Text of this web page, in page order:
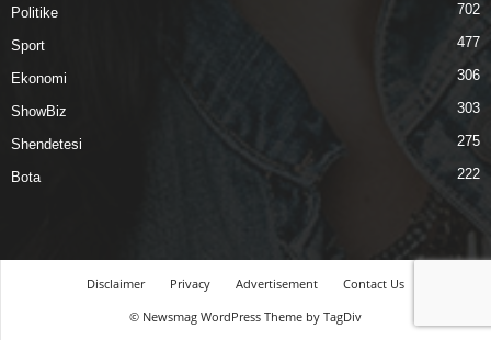
Politike 702
Sport 477
Ekonomi 306
ShowBiz 303
Shendetesi 275
Bota 222
Disclaimer Privacy Advertisement
Contact Us
© Newsmag WordPress Theme by TagDiv